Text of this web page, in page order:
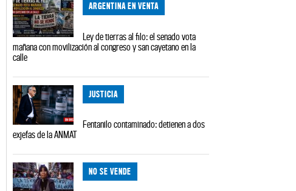
ARGENTINA EN VENTA
Ley de tierras al filo: el senado vota
mañana con movilización al congreso y san cayetano en la
calle
JUSTICIA
Fentanilo contaminado: detienen a dos
exjefas de la ANMAT
NO SE VENDE